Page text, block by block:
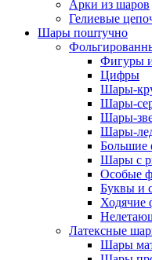
Арки из шаров
Гелиевые
Шары поштучно
Фигуры
Цифры
Шары-
Шары-
Шары-
Шары-
Большие
Шары с
Особые
Буквы и
Ходячие
Латексные
Шары